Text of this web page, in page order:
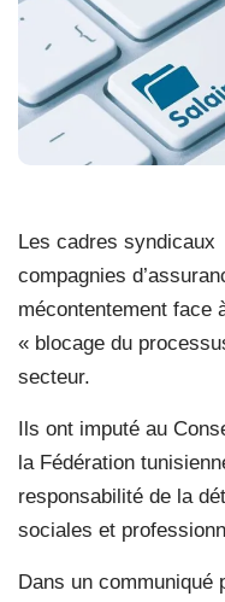
Les cadres
compagnies
mécontentement face
« blocage du
secteur.
Ils ont imputé au
la Fédération
responsabilité de la
sociales et
Dans un communiqué